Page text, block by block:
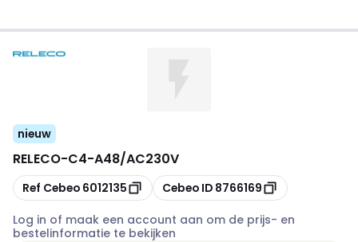
nieuw
RELECO-C4-A48/AC230V
Kopiëren
Ref Cebeo 6012135 Kopiëren
Cebeo ID 8766169
Log in of maak een account aan om de prijs- en
bestelinformatie te bekijken